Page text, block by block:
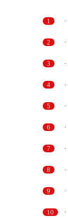
1
2
3
4
5
6
7
8
9
10